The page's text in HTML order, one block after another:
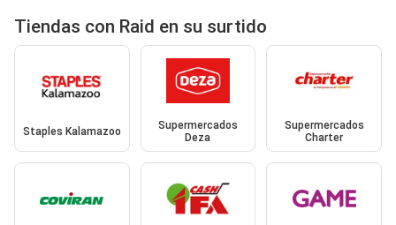
Tiendas con Raid en su surtido
Staples Kalamazoo
Supermercados
Deza
Supermercados
Charter